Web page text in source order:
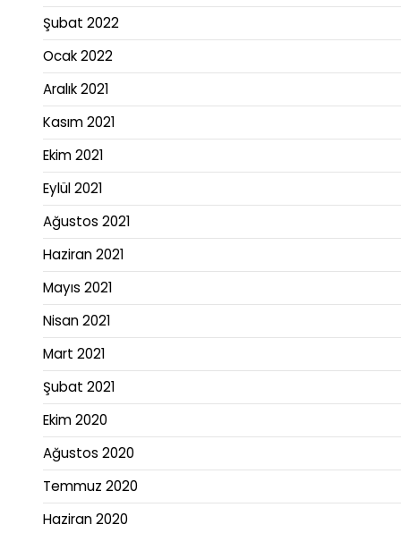
Şubat 2022
Ocak 2022
Aralık 2021
Kasım 2021
Ekim 2021
Eylül 2021
Ağustos 2021
Haziran 2021
Mayıs 2021
Nisan 2021
Mart 2021
Şubat 2021
Ekim 2020
Ağustos 2020
Temmuz 2020
Haziran 2020